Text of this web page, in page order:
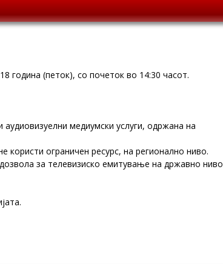
година (петок), со почеток во 14:30 часот.
медиумски услуги, одржана на
ограничен ресурс, на регионално ниво.
за телевизиско емитување на државно ниво